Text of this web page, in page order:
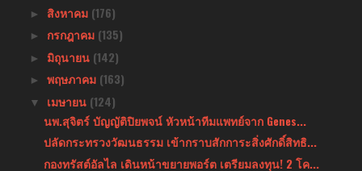
► สิงหาคม (176)
► กรกฎาคม (135)
► มิถุนายน (142)
► พฤษภาคม (163)
▼ เมษายน (124)
นพ.สุจิตร์ บัญญัติปิยพจน์ หัวหน้าทีมแพทย์จาก Genes...
ปลัดกระทรวงวัฒนธรรม เข้ากราบสักการะสิ่งศักดิ์สิทธิ...
กองทรัสต์อัลไล เดินหน้าขยายพอร์ต เตรียมลงทุน! 2 โค...